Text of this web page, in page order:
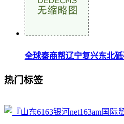
全球秦商帮辽宁复兴东北
热门标签